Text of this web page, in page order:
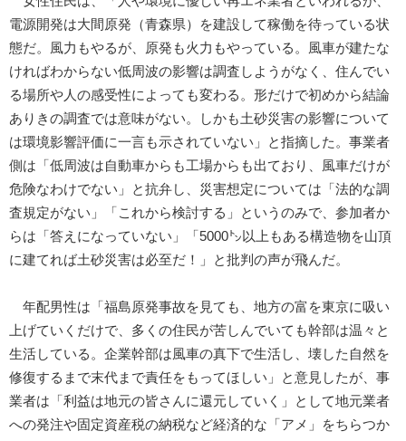
電源開発は大間原発（青森県）を建設して稼働を待っている状
態だ。風力もやるが、原発も火力もやっている。風車が建たな
ければわからない低周波の影響は調査しようがなく、住んでい
る場所や人の感受性によっても変わる。形だけで初めから結論
ありきの調査では意味がない。しかも土砂災害の影響について
は環境影響評価に一言も示されていない」と指摘した。事業者
側は「低周波は自動車からも工場からも出ており、風車だけが
危険なわけでない」と抗弁し、災害想定については「法的な調
査規定がない」「これから検討する」というのみで、参加者か
らは「答えになっていない」「5000㌧以上もある構造物を山頂
に建てれば土砂災害は必至だ！」と批判の声が飛んだ。
年配男性は「福島原発事故を見ても、地方の富を東京に吸い
上げていくだけで、多くの住民が苦しんでいても幹部は温々と
生活している。企業幹部は風車の真下で生活し、壊した自然を
修復するまで末代まで責任をもってほしい」と意見したが、事
業者は「利益は地元の皆さんに還元していく」として地元業者
への発注や固定資産税の納税など経済的な「アメ」をちらつか